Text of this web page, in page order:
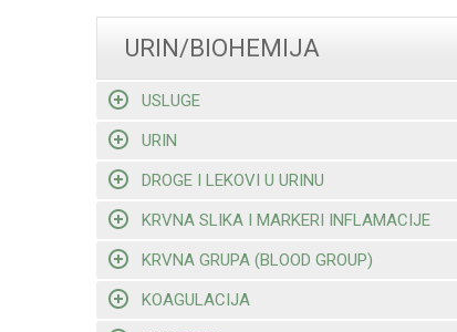
URIN/BIOHEMIJA
USLUGE
URIN
DROGE I LEKOVI U URINU
KRVNA SLIKA I MARKERI INFLAMACIJE
KRVNA GRUPA (BLOOD GROUP)
KOAGULACIJA